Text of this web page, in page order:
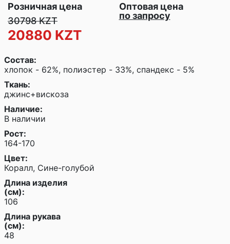
Розничная цена
30798 KZT
20880 KZT
Оптовая цена
по запросу
Состав:
хлопок - 62%, полиэстер - 33%, спандекс - 5%
Ткань:
джинс+вискоза
Наличие:
В наличии
Рост:
164-170
Цвет:
Коралл, Сине-голубой
Длина изделия
(см):
106
Длина рукава
(см):
48